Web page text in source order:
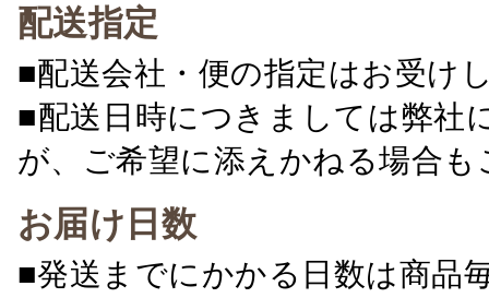
配送指定
■配送会社・便の指定はお受け
■配送日時につきましては弊社
が、ご希望に添えかねる場合
お届け日数
■発送までにかかる日数は商品